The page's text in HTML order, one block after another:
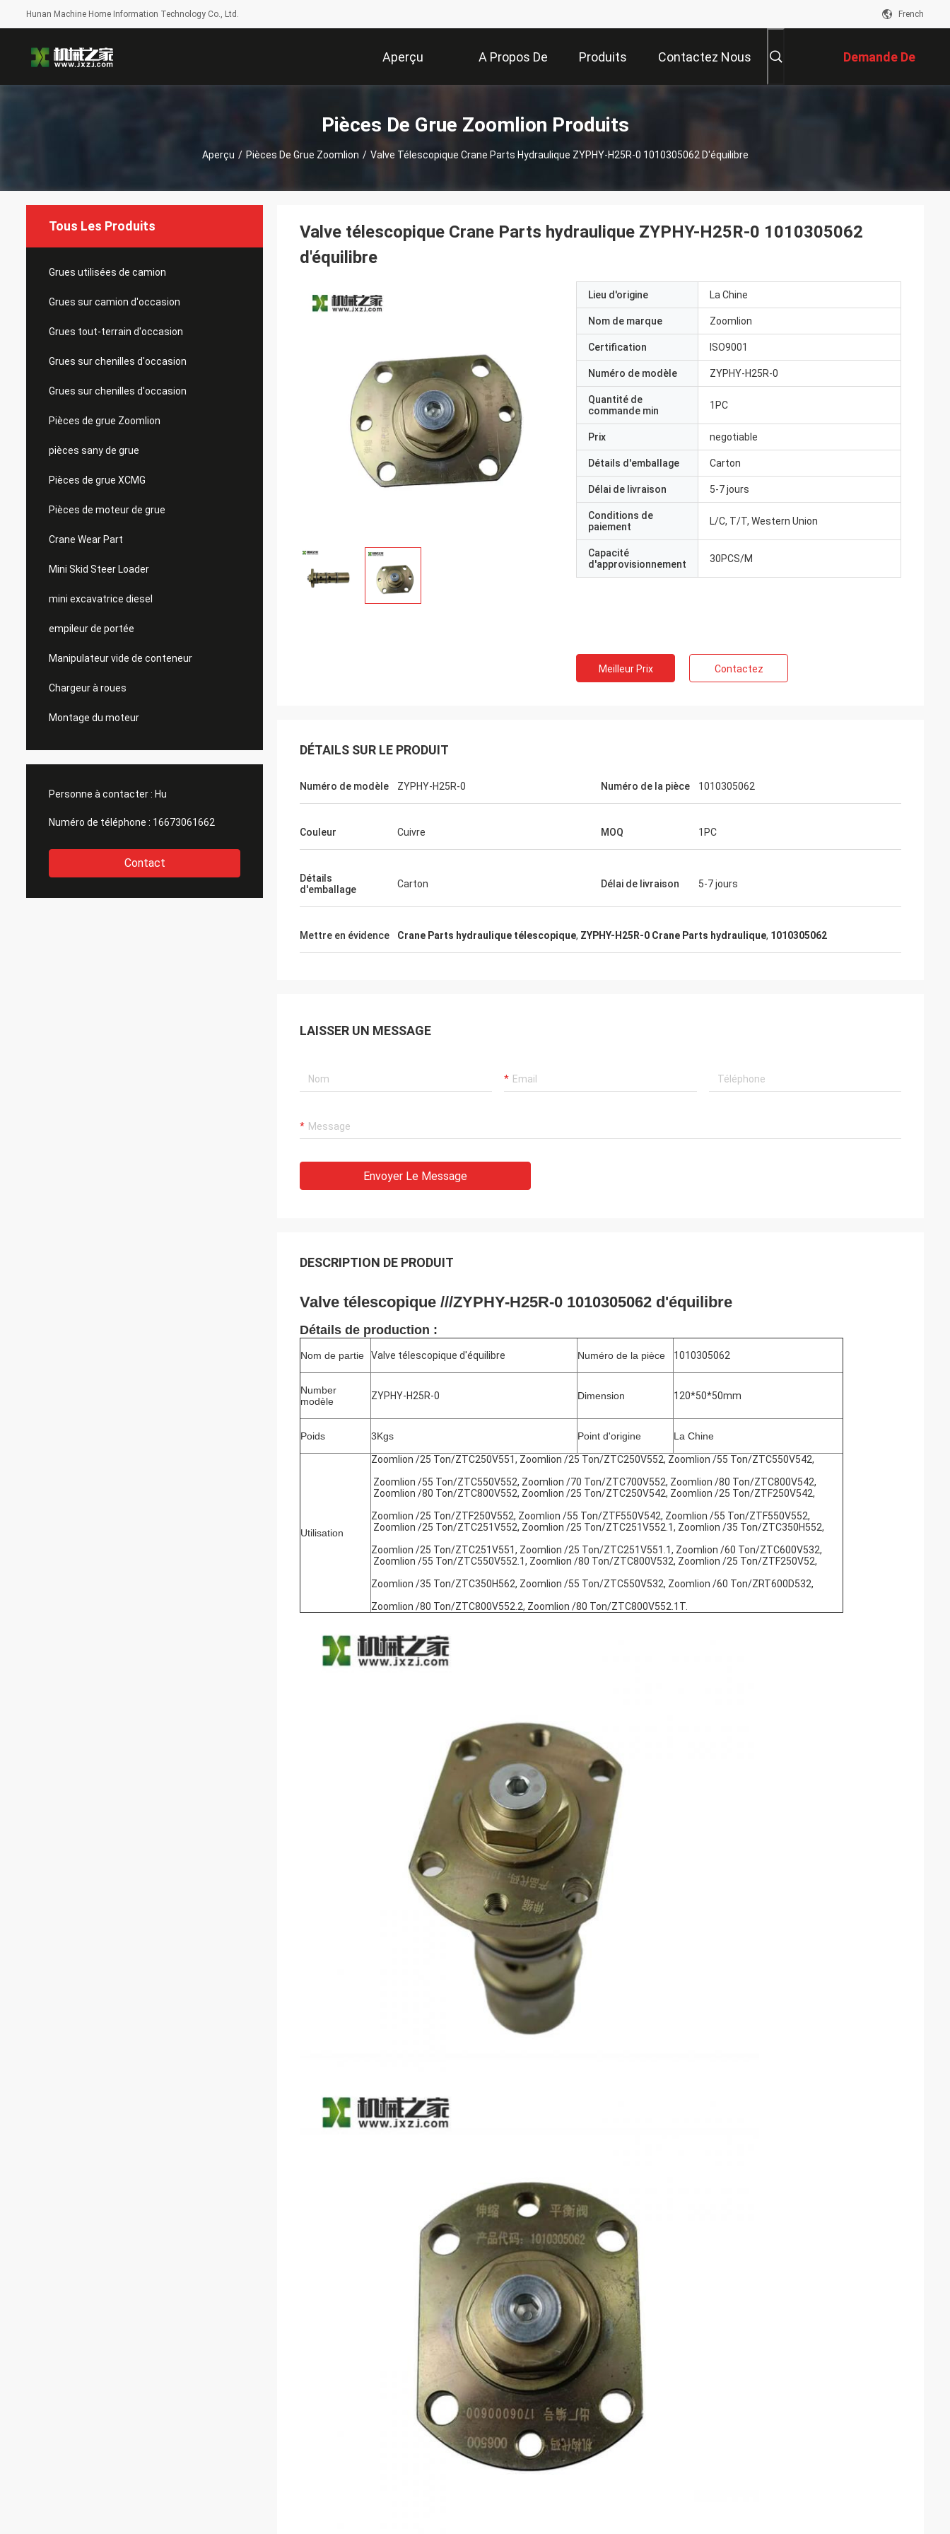
Hunan Machine Home Information Technology Co., Ltd. French
Aperçu A Propos De
Nous
Produits Contactez Nous Demande De
Soumission
Pièces De Grue Zoomlion Produits
Aperçu / Pièces De Grue Zoomlion / Valve Télescopique Crane Parts Hydraulique ZYPHY-H25R-0 1010305062 D'équilibre
Tous Les Produits
Grues utilisées de camion
Grues sur camion d'occasion
Grues tout-terrain d'occasion
Grues sur chenilles d'occasion
Grues sur chenilles d'occasion
Pièces de grue Zoomlion
pièces sany de grue
Pièces de grue XCMG
Pièces de moteur de grue
Crane Wear Part
Mini Skid Steer Loader
mini excavatrice diesel
empileur de portée
Manipulateur vide de conteneur
Chargeur à roues
Montage du moteur
Personne à contacter : Hu
Numéro de téléphone : 16673061662
Contact
Valve télescopique Crane Parts hydraulique ZYPHY-H25R-0 1010305062
d'équilibre
Lieu d'origine La Chine
Nom de marque Zoomlion
Certification ISO9001
Numéro de modèle ZYPHY-H25R-0
Quantité de
commande min
1PC
Prix negotiable
Détails d'emballage Carton
Délai de livraison 5-7 jours
Conditions de
paiement
L/C, T/T, Western Union
Capacité
d'approvisionnement
30PCS/M
Meilleur Prix Contactez
DÉTAILS SUR LE PRODUIT
Numéro de modèle ZYPHY-H25R-0 Numéro de la pièce 1010305062
Couleur Cuivre MOQ 1PC
Détails
d'emballage
Carton Délai de livraison 5-7 jours
Mettre en évidence Crane Parts hydraulique télescopique, ZYPHY-H25R-0 Crane Parts hydraulique, 1010305062
LAISSER UN MESSAGE
Envoyer Le Message
DESCRIPTION DE PRODUIT
Valve télescopique ///ZYPHY-H25R-0 1010305062 d'équilibre
Détails de production :
Nom de partie Valve télescopique d'équilibre Numéro de la pièce 1010305062
Number
modèle
ZYPHY-H25R-0 Dimension 120*50*50mm
Poids 3Kgs Point d'origine La Chine
Utilisation
Zoomlion /25 Ton/ZTC250V551, Zoomlion /25 Ton/ZTC250V552, Zoomlion /55 Ton/ZTC550V542,
Zoomlion /55 Ton/ZTC550V552, Zoomlion /70 Ton/ZTC700V552, Zoomlion /80 Ton/ZTC800V542,
Zoomlion /80 Ton/ZTC800V552, Zoomlion /25 Ton/ZTC250V542, Zoomlion /25 Ton/ZTF250V542,
Zoomlion /25 Ton/ZTF250V552, Zoomlion /55 Ton/ZTF550V542, Zoomlion /55 Ton/ZTF550V552,
Zoomlion /25 Ton/ZTC251V552, Zoomlion /25 Ton/ZTC251V552.1, Zoomlion /35 Ton/ZTC350H552,
Zoomlion /25 Ton/ZTC251V551, Zoomlion /25 Ton/ZTC251V551.1, Zoomlion /60 Ton/ZTC600V532,
Zoomlion /55 Ton/ZTC550V552.1, Zoomlion /80 Ton/ZTC800V532, Zoomlion /25 Ton/ZTF250V52,
Zoomlion /35 Ton/ZTC350H562, Zoomlion /55 Ton/ZTC550V532, Zoomlion /60 Ton/ZRT600D532,
Zoomlion /80 Ton/ZTC800V552.2, Zoomlion /80 Ton/ZTC800V552.1T.